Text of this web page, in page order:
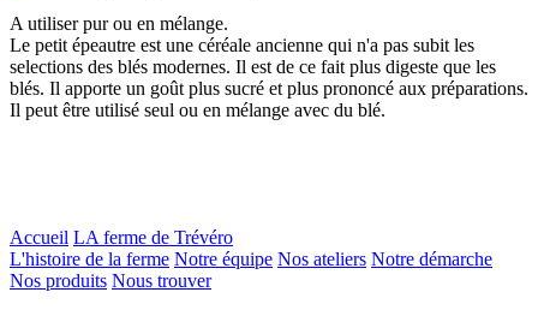
A utiliser pur ou en mélange.
Le petit épeautre est une céréale ancienne qui n'a pas subit les
selections des blés modernes. Il est de ce fait plus digeste que les
blés. Il apporte un goût plus sucré et plus prononcé aux préparations.
Il peut être utilisé seul ou en mélange avec du blé.
Accueil LA ferme de Trévéro
L'histoire de la ferme Notre équipe Nos ateliers Notre démarche
Nos produits Nous trouver